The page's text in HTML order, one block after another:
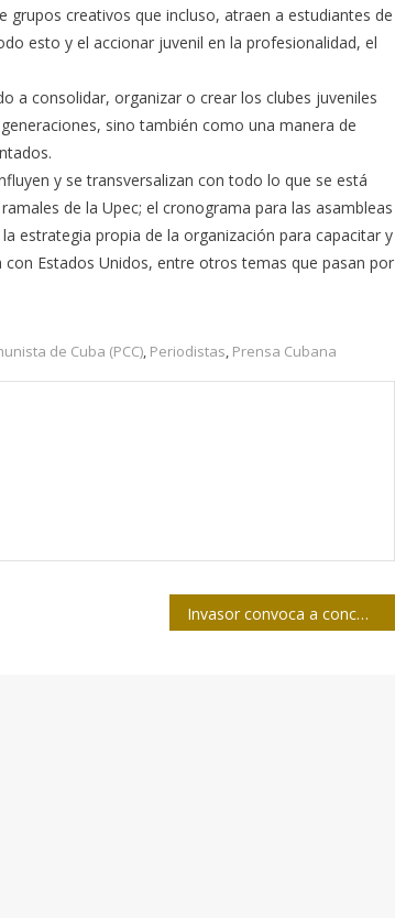
creativos que incluso, atraen a estudiantes de
esto y el accionar juvenil en la profesionalidad, el
a consolidar, organizar o crear los clubes juveniles
sino también como una manera de
y se transversalizan con todo lo que se está
de la Upec; el cronograma para las asambleas
estrategia propia de la organización para capacitar y
Estados Unidos, entre otros temas que pasan por
de Cuba (PCC), Periodistas, Prensa Cubana
Invasor convoca a concurso: ¿Acaso tú no eres el amor de mi vida?